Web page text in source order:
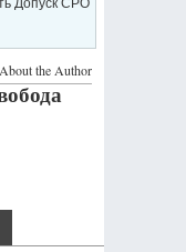
Допуск СРО
About the Author